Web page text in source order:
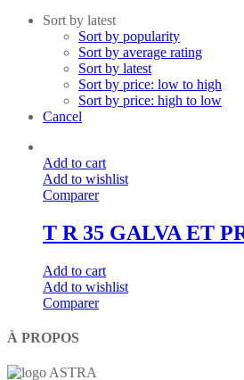
Sort by latest
Sort by popularity
Sort by average rating
Sort by latest
Sort by price: low to high
Sort by price: high to low
Cancel
Add to cart
Add to wishlist
Comparer
T R 35 GALVA ET
Add to cart
Add to wishlist
Comparer
À PROPOS